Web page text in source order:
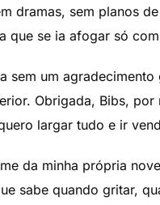
dramas, sem planos
que se ia afogar só
sem um
Obrigada, Bibs,
largar tudo e ir
da minha própria
sabe quando gritar,